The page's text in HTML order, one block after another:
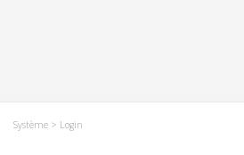
Système > Login